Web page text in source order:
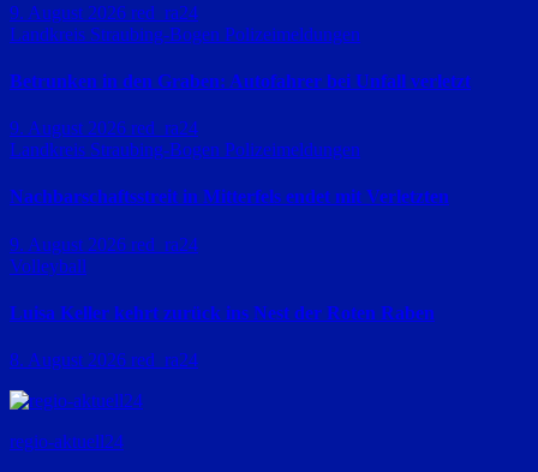
9. August 2026 red_ra24
Landkreis Straubing-Bogen Polizeimeldungen
Betrunken in den Graben: Autofahrer bei Unfall verletzt
9. August 2026 red_ra24
Landkreis Straubing-Bogen Polizeimeldungen
Nachbarschaftsstreit in Mitterfels endet mit Verletzten
9. August 2026 red_ra24
Volleyball
Luisa Keller kehrt zurück ins Nest der Roten Raben
8. August 2026 red_ra24
regio-aktuell24